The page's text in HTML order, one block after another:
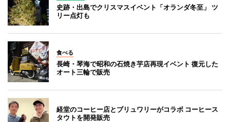
史跡・出島でクリスマスイベント「オランダ冬至」 ツ
リー点灯も
食べる
長崎・琴海で昭和の石焼き芋店再現イベント 復元した
オート三輪で販売
経堂のコーヒー店とブリュワリーがコラボ コーヒース
タウトを開発販売